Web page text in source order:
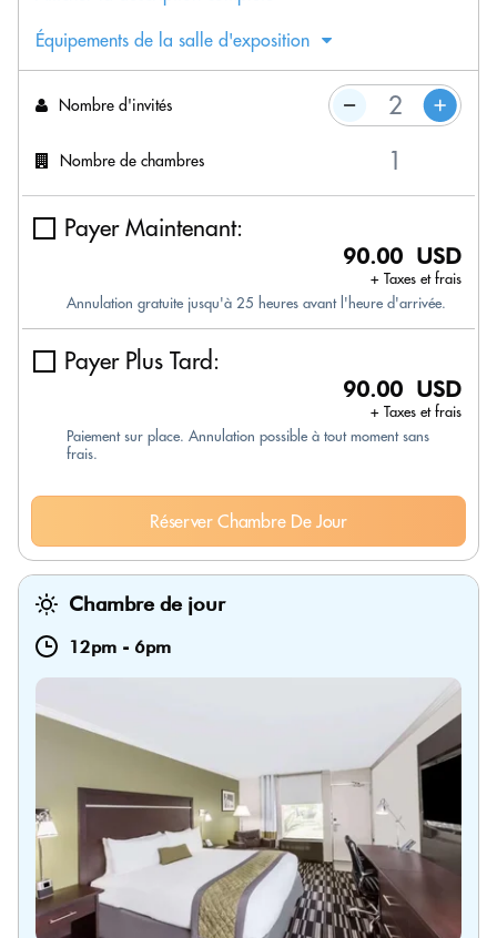
Équipements de la salle d'exposition
Nombre d'invités
Nombre de chambres
Payer Maintenant:
90.00 USD
+ Taxes et frais
Annulation gratuite jusqu'à 25 heures avant l'heure d'arrivée.
Payer Plus Tard:
90.00 USD
+ Taxes et frais
Paiement sur place. Annulation possible à tout moment sans
frais.
Réserver Chambre De Jour
Chambre de jour
12pm - 6pm